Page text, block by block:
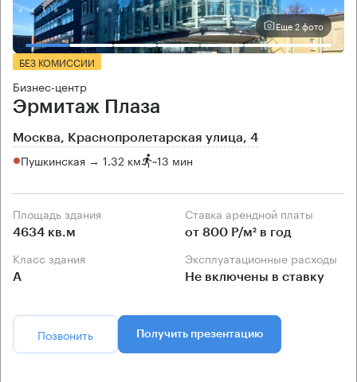
Еще 2 фото
БЕЗ КОМИССИИ
Бизнес-центр
Эрмитаж Плаза
Москва, Краснопролетарская улица, 4
Пушкинская → 1.32 км ~13 мин
Площадь здания
4634 кв.м
Ставка арендной платы
от 800 Р/м² в год
Класс здания
А
Эксплуатационные расходы
Не включены в ставку
Позвонить Получить презентацию